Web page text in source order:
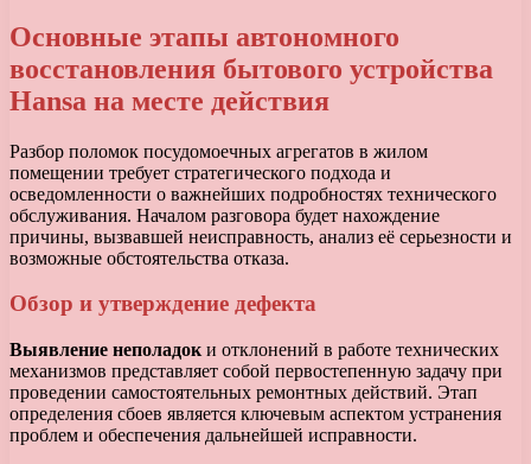
Основные этапы автономного
восстановления бытового устройства
Hansa на месте действия
Разбор поломок посудомоечных агрегатов в жилом
помещении требует стратегического подхода и
осведомленности о важнейших подробностях технического
обслуживания. Началом разговора будет нахождение
причины, вызвавшей неисправность, анализ её серьезности и
возможные обстоятельства отказа.
Обзор и утверждение дефекта
Выявление неполадок и отклонений в работе технических
механизмов представляет собой первостепенную задачу при
проведении самостоятельных ремонтных действий. Этап
определения сбоев является ключевым аспектом устранения
проблем и обеспечения дальнейшей исправности.